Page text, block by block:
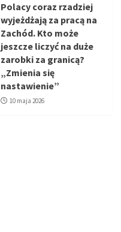
Polacy coraz rzadziej
wyjeżdżają za pracą na
Zachód. Kto może
jeszcze liczyć na duże
zarobki za granicą?
„Zmienia się
nastawienie”
10 maja 2026